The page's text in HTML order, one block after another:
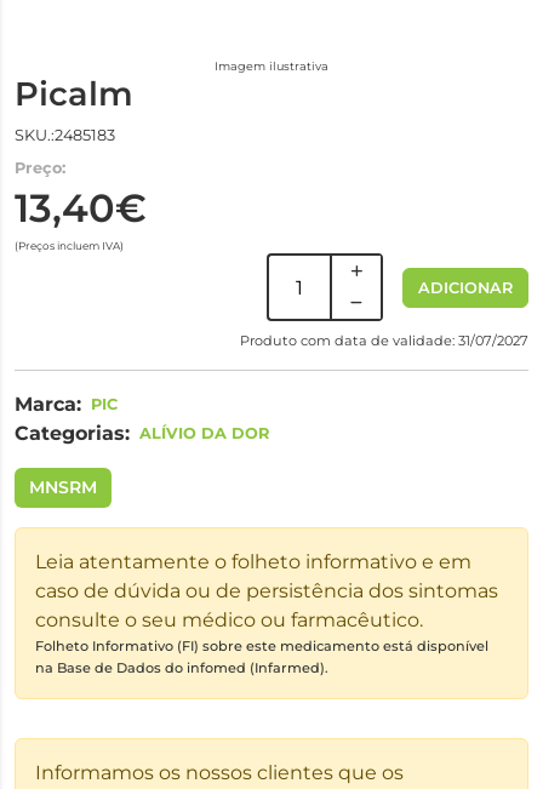
Imagem ilustrativa
Picalm
SKU.:2485183
Preço:
13,40€
(Preços incluem IVA)
ADICIONAR
Produto com data de validade: 31/07/2027
Marca: PIC
Categorias: ALÍVIO DA DOR
MNSRM
Leia atentamente o folheto informativo e em
caso de dúvida ou de persistência dos sintomas
consulte o seu médico ou farmacêutico.
Folheto Informativo (FI) sobre este medicamento está disponível
na Base de Dados do infomed (Infarmed).
Informamos os nossos clientes que os